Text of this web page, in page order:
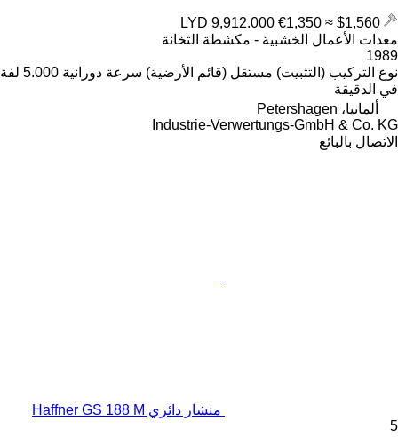
€1,350 ≈ $1,560
معدات الأعمال الخشبية - مكشطة الثخانة
1989
نوع التركيب (التثبيت) مستقل (قائم الأرضية) سرعة دورانية
5.000 لفة
في الدقيقة
ألمانيا، Petershagen
Industrie-Verwertungs-GmbH & Co. KG
الاتصال بالبائع
منشار دائري Haffner GS 188 M
5